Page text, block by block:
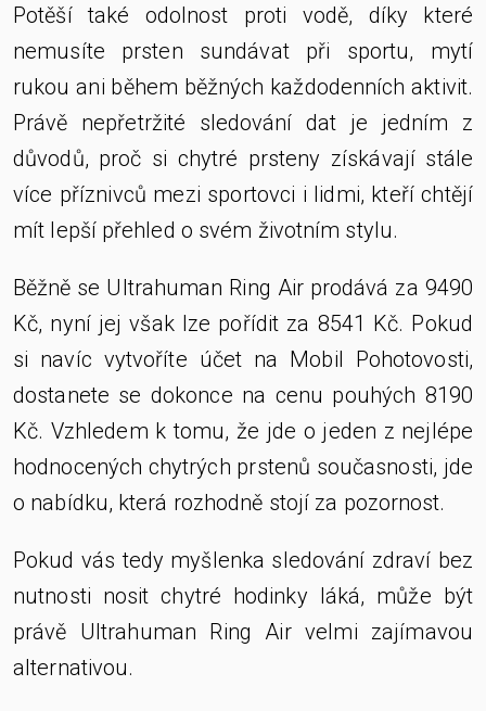
Potěší také odolnost proti vodě, díky které
nemusíte prsten sundávat při sportu, mytí
rukou ani během běžných každodenních aktivit.
Právě nepřetržité sledování dat je jedním z
důvodů, proč si chytré prsteny získávají stále
více příznivců mezi sportovci i lidmi, kteří chtějí
mít lepší přehled o svém životním stylu.
Běžně se Ultrahuman Ring Air prodává za 9490
Kč, nyní jej však lze pořídit za 8541 Kč. Pokud
si navíc vytvoříte účet na Mobil Pohotovosti,
dostanete se dokonce na cenu pouhých 8190
Kč. Vzhledem k tomu, že jde o jeden z nejlépe
hodnocených chytrých prstenů současnosti, jde
o nabídku, která rozhodně stojí za pozornost.
Pokud vás tedy myšlenka sledování zdraví bez
nutnosti nosit chytré hodinky láká, může být
právě Ultrahuman Ring Air velmi zajímavou
alternativou.